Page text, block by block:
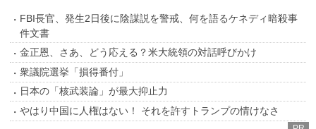
FBI長官、発生2日後に陰謀説を警戒、何を語るケネディ暗殺事
件文書
金正恩、さあ、どう応える？米大統領の対話呼びかけ
衆議院選挙「損得番付」
日本の「核武装論」が最大抑止力
やはり中国に人権はない！ それを許すトランプの情けなさ